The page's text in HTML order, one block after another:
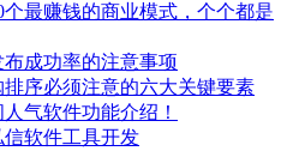
个最赚钱的商业模式，个个都是
成功率的注意事项
序必须注意的六大关键要素
气软件功能介绍！
软件工具开发